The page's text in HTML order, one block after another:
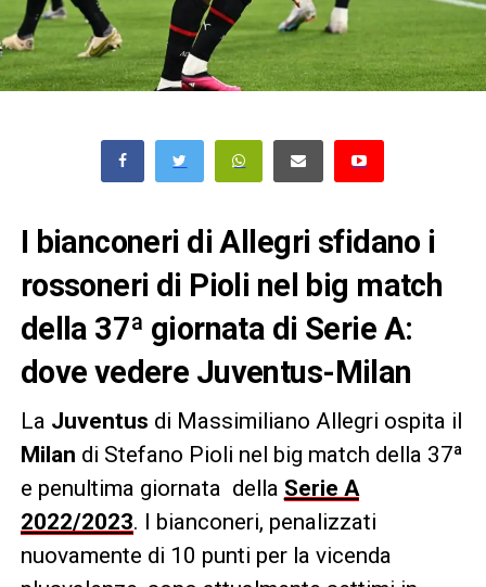
I bianconeri di Allegri sfidano i
rossoneri di Pioli nel big match
della 37ª giornata di Serie A:
dove vedere Juventus-Milan
La Juventus di Massimiliano Allegri ospita il
Milan di Stefano Pioli nel big match della 37ª
e penultima giornata della Serie A
2022/2023. I bianconeri, penalizzati
nuovamente di 10 punti per la vicenda